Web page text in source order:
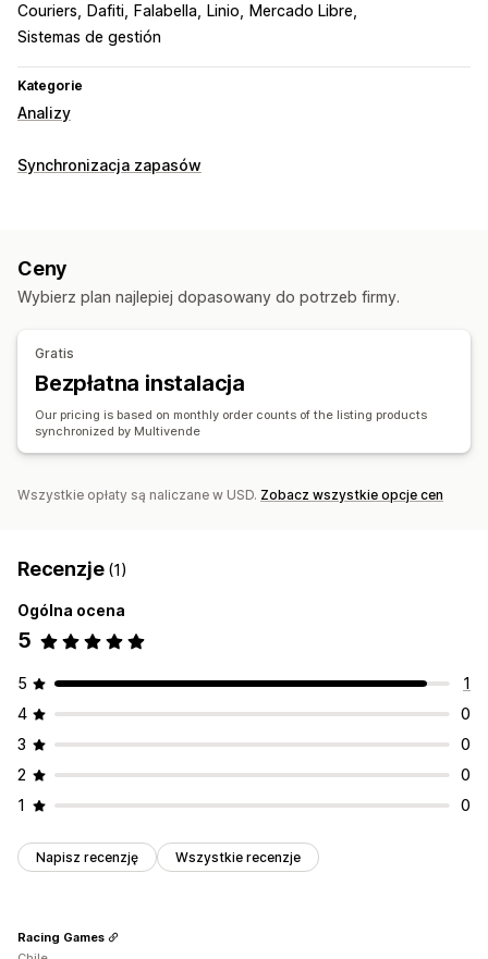
Couriers Dafiti Falabella Linio
Mercado Libre
Sistemas de gestión
Kategorie
Analizy
Synchronizacja zapasów
Ceny
Wybierz plan najlepiej dopasowany do potrzeb firmy.
Gratis
Bezpłatna instalacja
Our pricing is based on monthly order counts of the listing products
synchronized by Multivende
Wszystkie opłaty są naliczane w USD. Zobacz wszystkie opcje cen
Recenzje (1)
Ogólna ocena
5
5
1
4
0
3
0
2
0
1
0
Napisz recenzję Wszystkie recenzje
Racing Games